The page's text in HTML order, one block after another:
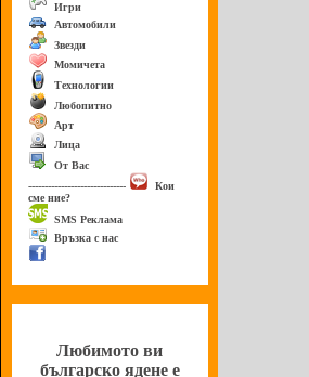
Игри
Автомобили
Звезди
Момичета
Технологии
Любопитно
Арт
Лица
От Вас
------------------------------
Кои
сме ние?
SMS Реклама
Връзка с нас
Любимото ви
българско ядене е